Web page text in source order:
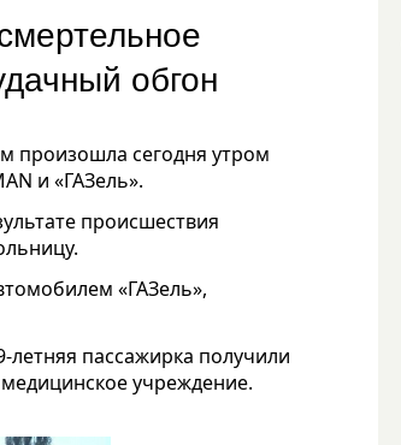
обгон
произошла сегодня утром
и «ГАЗель».
происшествия
«ГАЗель»,
летняя пассажирка получили
учреждение.